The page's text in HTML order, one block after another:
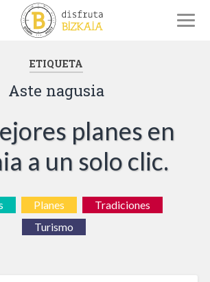
ETIQUETA
Aste nagusia
planes en
a un solo clic.
Planes
Tradiciones
Turismo